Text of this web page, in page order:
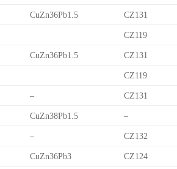
CuZn36Pb1.5 CZ131
CZ119
CuZn36Pb1.5 CZ131
CZ119
– CZ131
CuZn38Pb1.5 –
– CZ132
CuZn36Pb3 CZ124